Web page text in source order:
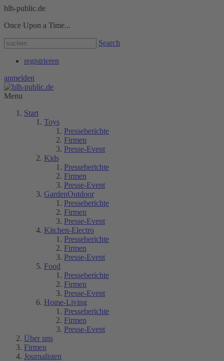
hlh-public.de
Once Upon a Time...
Search
registrieren
anmelden
Menu
Start
Toys
Presseberichte
Firmen
Presse-Event
Kids
Presseberichte
Firmen
Presse-Event
GardenOutdoor
Presseberichte
Firmen
Presse-Event
Kitchen-Electro
Presseberichte
Firmen
Presse-Event
Food
Presseberichte
Firmen
Presse-Event
Home-Living
Presseberichte
Firmen
Presse-Event
Über uns
Firmen
Journalisten